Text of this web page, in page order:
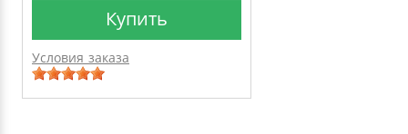
Купить
Условия заказа